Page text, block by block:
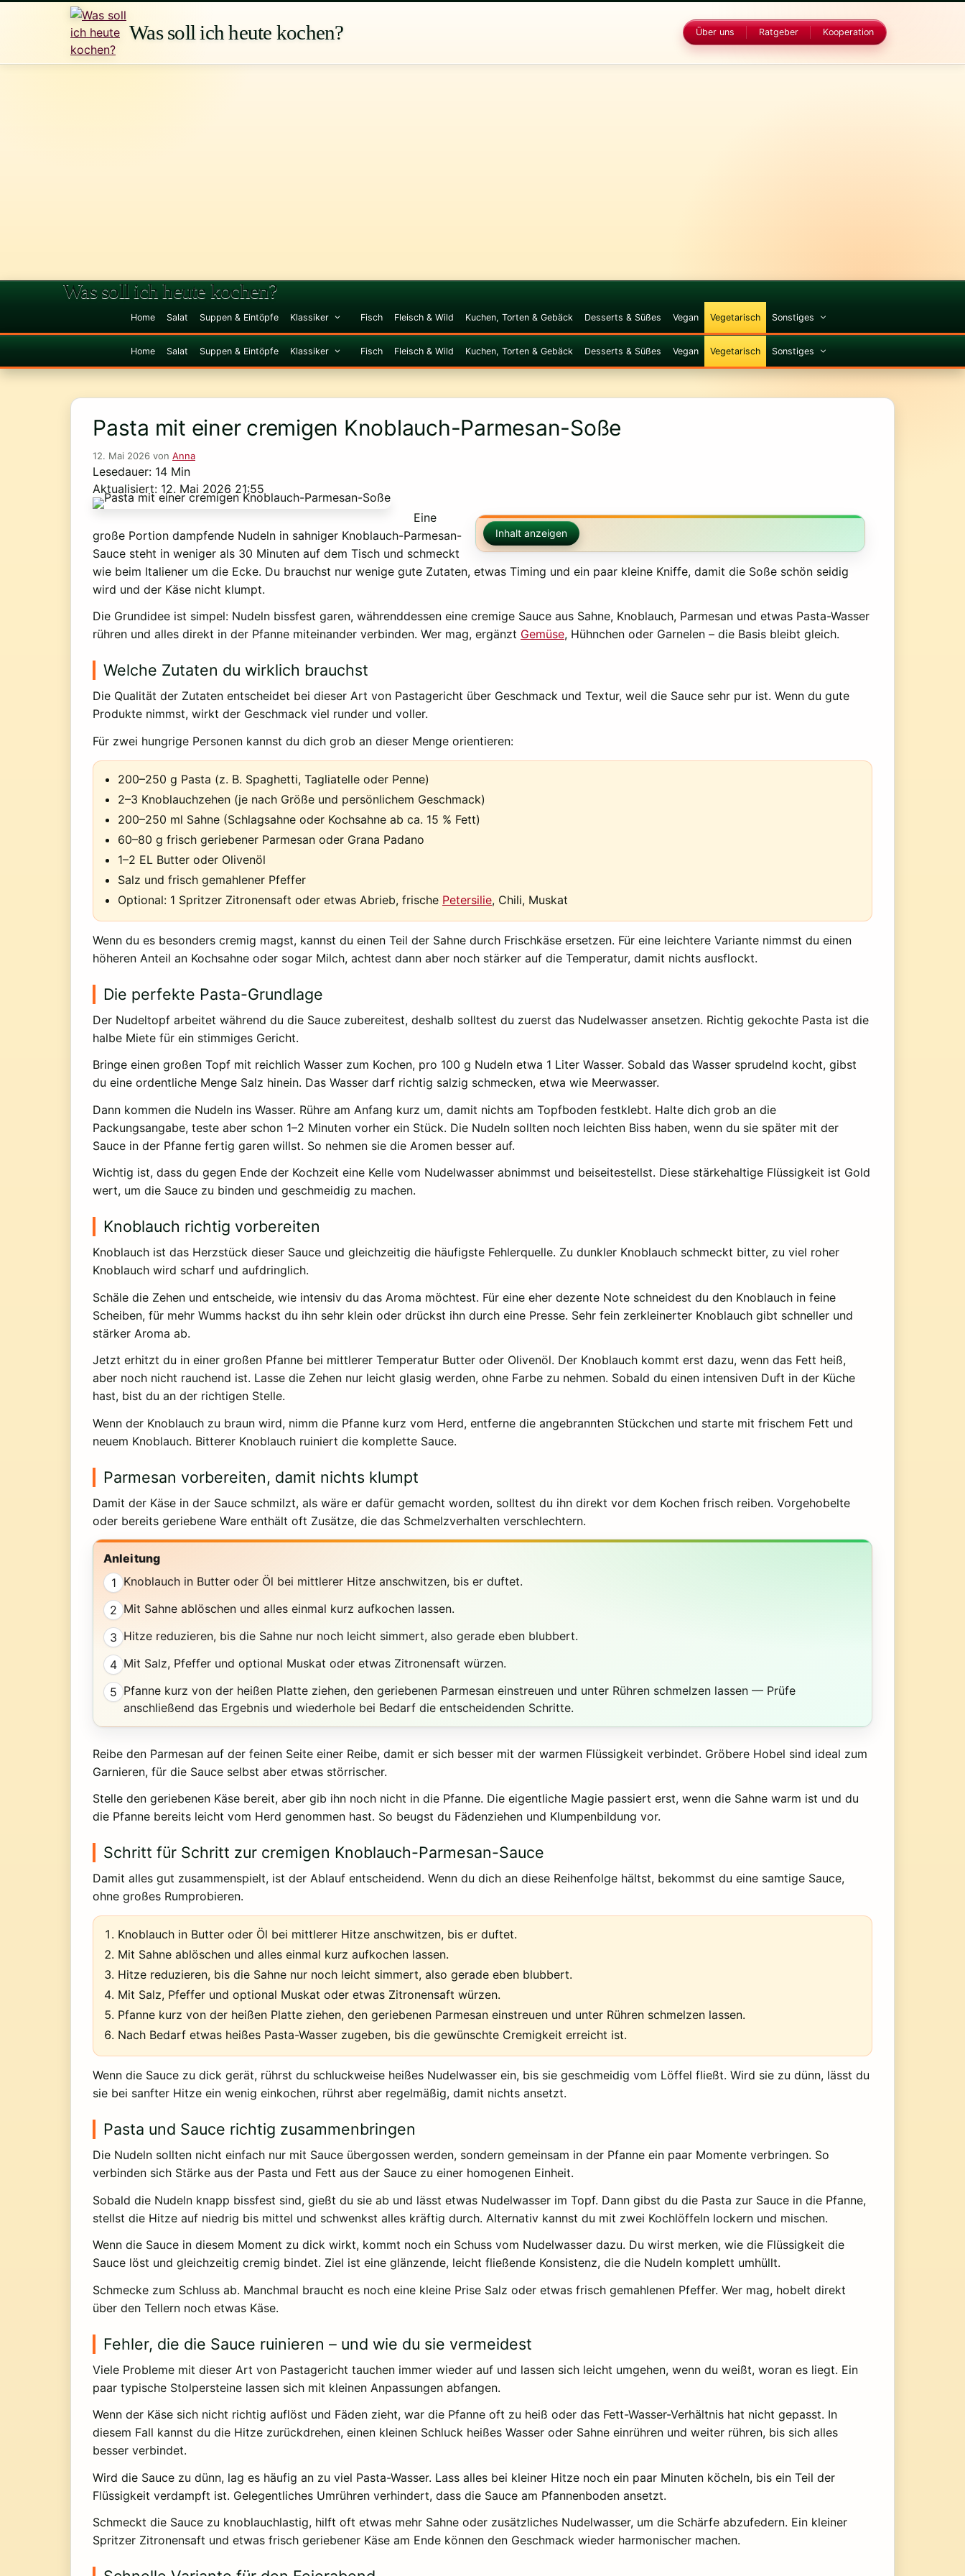
Was soll ich heute kochen? Über uns Ratgeber Kooperation
Was soll ich heute kochen?
Home Salat Suppen & Eintöpfe Klassiker Fisch Fleisch & Wild Kuchen, Torten & Gebäck Desserts & Süßes Vegan Vegetarisch Sonstiges
Home Salat Suppen & Eintöpfe Klassiker Fisch Fleisch & Wild Kuchen, Torten & Gebäck Desserts & Süßes Vegan Vegetarisch Sonstiges
Pasta mit einer cremigen Knoblauch-Parmesan-Soße
12. Mai 2026 von Anna
Lesedauer: 14 Min
Aktualisiert: 12. Mai 2026 21:55
Inhalt anzeigen
Eine
große Portion dampfende Nudeln in sahniger Knoblauch-Parmesan-
Sauce steht in weniger als 30 Minuten auf dem Tisch und schmeckt
wie beim Italiener um die Ecke. Du brauchst nur wenige gute Zutaten, etwas Timing und ein paar kleine Kniffe, damit die Soße schön seidig
wird und der Käse nicht klumpt.
Die Grundidee ist simpel: Nudeln bissfest garen, währenddessen eine cremige Sauce aus Sahne, Knoblauch, Parmesan und etwas Pasta-Wasser
rühren und alles direkt in der Pfanne miteinander verbinden. Wer mag, ergänzt Gemüse, Hühnchen oder Garnelen – die Basis bleibt gleich.
Welche Zutaten du wirklich brauchst
Die Qualität der Zutaten entscheidet bei dieser Art von Pastagericht über Geschmack und Textur, weil die Sauce sehr pur ist. Wenn du gute
Produkte nimmst, wirkt der Geschmack viel runder und voller.
Für zwei hungrige Personen kannst du dich grob an dieser Menge orientieren:
200–250 g Pasta (z. B. Spaghetti, Tagliatelle oder Penne)
2–3 Knoblauchzehen (je nach Größe und persönlichem Geschmack)
200–250 ml Sahne (Schlagsahne oder Kochsahne ab ca. 15 % Fett)
60–80 g frisch geriebener Parmesan oder Grana Padano
1–2 EL Butter oder Olivenöl
Salz und frisch gemahlener Pfeffer
Optional: 1 Spritzer Zitronensaft oder etwas Abrieb, frische Petersilie, Chili, Muskat
Wenn du es besonders cremig magst, kannst du einen Teil der Sahne durch Frischkäse ersetzen. Für eine leichtere Variante nimmst du einen
höheren Anteil an Kochsahne oder sogar Milch, achtest dann aber noch stärker auf die Temperatur, damit nichts ausflockt.
Die perfekte Pasta-Grundlage
Der Nudeltopf arbeitet während du die Sauce zubereitest, deshalb solltest du zuerst das Nudelwasser ansetzen. Richtig gekochte Pasta ist die
halbe Miete für ein stimmiges Gericht.
Bringe einen großen Topf mit reichlich Wasser zum Kochen, pro 100 g Nudeln etwa 1 Liter Wasser. Sobald das Wasser sprudelnd kocht, gibst
du eine ordentliche Menge Salz hinein. Das Wasser darf richtig salzig schmecken, etwa wie Meerwasser.
Dann kommen die Nudeln ins Wasser. Rühre am Anfang kurz um, damit nichts am Topfboden festklebt. Halte dich grob an die
Packungsangabe, teste aber schon 1–2 Minuten vorher ein Stück. Die Nudeln sollten noch leichten Biss haben, wenn du sie später mit der
Sauce in der Pfanne fertig garen willst. So nehmen sie die Aromen besser auf.
Wichtig ist, dass du gegen Ende der Kochzeit eine Kelle vom Nudelwasser abnimmst und beiseitestellst. Diese stärkehaltige Flüssigkeit ist Gold
wert, um die Sauce zu binden und geschmeidig zu machen.
Knoblauch richtig vorbereiten
Knoblauch ist das Herzstück dieser Sauce und gleichzeitig die häufigste Fehlerquelle. Zu dunkler Knoblauch schmeckt bitter, zu viel roher
Knoblauch wird scharf und aufdringlich.
Schäle die Zehen und entscheide, wie intensiv du das Aroma möchtest. Für eine eher dezente Note schneidest du den Knoblauch in feine
Scheiben, für mehr Wumms hackst du ihn sehr klein oder drückst ihn durch eine Presse. Sehr fein zerkleinerter Knoblauch gibt schneller und
stärker Aroma ab.
Jetzt erhitzt du in einer großen Pfanne bei mittlerer Temperatur Butter oder Olivenöl. Der Knoblauch kommt erst dazu, wenn das Fett heiß,
aber noch nicht rauchend ist. Lasse die Zehen nur leicht glasig werden, ohne Farbe zu nehmen. Sobald du einen intensiven Duft in der Küche
hast, bist du an der richtigen Stelle.
Wenn der Knoblauch zu braun wird, nimm die Pfanne kurz vom Herd, entferne die angebrannten Stückchen und starte mit frischem Fett und
neuem Knoblauch. Bitterer Knoblauch ruiniert die komplette Sauce.
Parmesan vorbereiten, damit nichts klumpt
Damit der Käse in der Sauce schmilzt, als wäre er dafür gemacht worden, solltest du ihn direkt vor dem Kochen frisch reiben. Vorgehobelte
oder bereits geriebene Ware enthält oft Zusätze, die das Schmelzverhalten verschlechtern.
Anleitung
1 Knoblauch in Butter oder Öl bei mittlerer Hitze anschwitzen, bis er duftet.
2 Mit Sahne ablöschen und alles einmal kurz aufkochen lassen.
3 Hitze reduzieren, bis die Sahne nur noch leicht simmert, also gerade eben blubbert.
4 Mit Salz, Pfeffer und optional Muskat oder etwas Zitronensaft würzen.
5 Pfanne kurz von der heißen Platte ziehen, den geriebenen Parmesan einstreuen und unter Rühren schmelzen lassen — Prüfe
anschließend das Ergebnis und wiederhole bei Bedarf die entscheidenden Schritte.
Reibe den Parmesan auf der feinen Seite einer Reibe, damit er sich besser mit der warmen Flüssigkeit verbindet. Gröbere Hobel sind ideal zum
Garnieren, für die Sauce selbst aber etwas störrischer.
Stelle den geriebenen Käse bereit, aber gib ihn noch nicht in die Pfanne. Die eigentliche Magie passiert erst, wenn die Sahne warm ist und du
die Pfanne bereits leicht vom Herd genommen hast. So beugst du Fädenziehen und Klumpenbildung vor.
Schritt für Schritt zur cremigen Knoblauch-Parmesan-Sauce
Damit alles gut zusammenspielt, ist der Ablauf entscheidend. Wenn du dich an diese Reihenfolge hältst, bekommst du eine samtige Sauce,
ohne großes Rumprobieren.
Knoblauch in Butter oder Öl bei mittlerer Hitze anschwitzen, bis er duftet.
Mit Sahne ablöschen und alles einmal kurz aufkochen lassen.
Hitze reduzieren, bis die Sahne nur noch leicht simmert, also gerade eben blubbert.
Mit Salz, Pfeffer und optional Muskat oder etwas Zitronensaft würzen.
Pfanne kurz von der heißen Platte ziehen, den geriebenen Parmesan einstreuen und unter Rühren schmelzen lassen.
Nach Bedarf etwas heißes Pasta-Wasser zugeben, bis die gewünschte Cremigkeit erreicht ist.
Wenn die Sauce zu dick gerät, rührst du schluckweise heißes Nudelwasser ein, bis sie geschmeidig vom Löffel fließt. Wird sie zu dünn, lässt du
sie bei sanfter Hitze ein wenig einkochen, rührst aber regelmäßig, damit nichts ansetzt.
Pasta und Sauce richtig zusammenbringen
Die Nudeln sollten nicht einfach nur mit Sauce übergossen werden, sondern gemeinsam in der Pfanne ein paar Momente verbringen. So
verbinden sich Stärke aus der Pasta und Fett aus der Sauce zu einer homogenen Einheit.
Sobald die Nudeln knapp bissfest sind, gießt du sie ab und lässt etwas Nudelwasser im Topf. Dann gibst du die Pasta zur Sauce in die Pfanne,
stellst die Hitze auf niedrig bis mittel und schwenkst alles kräftig durch. Alternativ kannst du mit zwei Kochlöffeln lockern und mischen.
Wenn die Sauce in diesem Moment zu dick wirkt, kommt noch ein Schuss vom Nudelwasser dazu. Du wirst merken, wie die Flüssigkeit die
Sauce löst und gleichzeitig cremig bindet. Ziel ist eine glänzende, leicht fließende Konsistenz, die die Nudeln komplett umhüllt.
Schmecke zum Schluss ab. Manchmal braucht es noch eine kleine Prise Salz oder etwas frisch gemahlenen Pfeffer. Wer mag, hobelt direkt
über den Tellern noch etwas Käse.
Fehler, die die Sauce ruinieren – und wie du sie vermeidest
Viele Probleme mit dieser Art von Pastagericht tauchen immer wieder auf und lassen sich leicht umgehen, wenn du weißt, woran es liegt. Ein
paar typische Stolpersteine lassen sich mit kleinen Anpassungen abfangen.
Wenn der Käse sich nicht richtig auflöst und Fäden zieht, war die Pfanne oft zu heiß oder das Fett-Wasser-Verhältnis hat nicht gepasst. In
diesem Fall kannst du die Hitze zurückdrehen, einen kleinen Schluck heißes Wasser oder Sahne einrühren und weiter rühren, bis sich alles
besser verbindet.
Wird die Sauce zu dünn, lag es häufig an zu viel Pasta-Wasser. Lass alles bei kleiner Hitze noch ein paar Minuten köcheln, bis ein Teil der
Flüssigkeit verdampft ist. Gelegentliches Umrühren verhindert, dass die Sauce am Pfannenboden ansetzt.
Schmeckt die Sauce zu knoblauchlastig, hilft oft etwas mehr Sahne oder zusätzliches Nudelwasser, um die Schärfe abzufedern. Ein kleiner
Spritzer Zitronensaft und etwas frisch geriebener Käse am Ende können den Geschmack wieder harmonischer machen.